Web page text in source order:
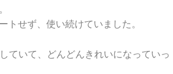
トせず、使い続けていました。
ていて、どんどんきれいになっていっ